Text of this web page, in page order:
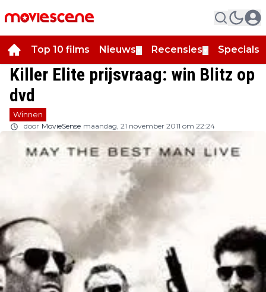
Top 10 films Nieuws Recensies Specials
Killer Elite prijsvraag: win Blitz op
dvd
Winnen
door MovieSense maandag, 21 november 2011 om 22:24